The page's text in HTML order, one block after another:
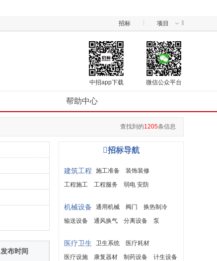
招标
项目
微信公众平台
中招app下载
帮助中心
查找到的1205条信息
发布时间
招标导航
建筑工程 施工准备
装饰装修
工程施工
工程服务
弱电 安防
机械设备 通用机械 阀门
换热制冷
输送设备
通风换气 分离设备 泵
医疗卫生 卫生系统
医疗耗材
医疗设施
康复器材 制药设备
计生设备